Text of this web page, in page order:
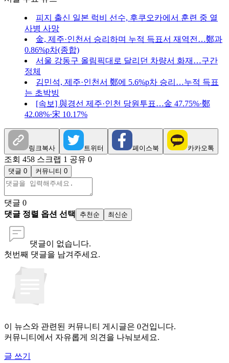
피지 출신 일본 럭비 선수, 후쿠오카에서 훈련 중 열
사병 사망
金, 제주·인천서 승리하며 누적 득표서 재역전…鄭과
0.86%p차(종합)
서울 강동구 올림픽대로 달리던 차량서 화재…구간
정체
김민석, 제주·인천서 鄭에 5.6%p차 승리…누적 득표
는 초박빙
[속보] 與경선 제주·인천 당원투표…金 47.75%·鄭
42.08%·宋 10.17%
링크복사 트위터 페이스북 카카오톡
조회 458 스크랩 1 공유 0
댓글 0 커뮤니티 0
댓글 0
댓글 정렬 옵션 선택
추천순 최신순
댓글이 없습니다.
첫번째 댓글을 남겨주세요.
이 뉴스와 관련된 커뮤니티 게시글은 0건입니다.
커뮤니티에서 자유롭게 의견을 나눠보세요.
글 쓰기